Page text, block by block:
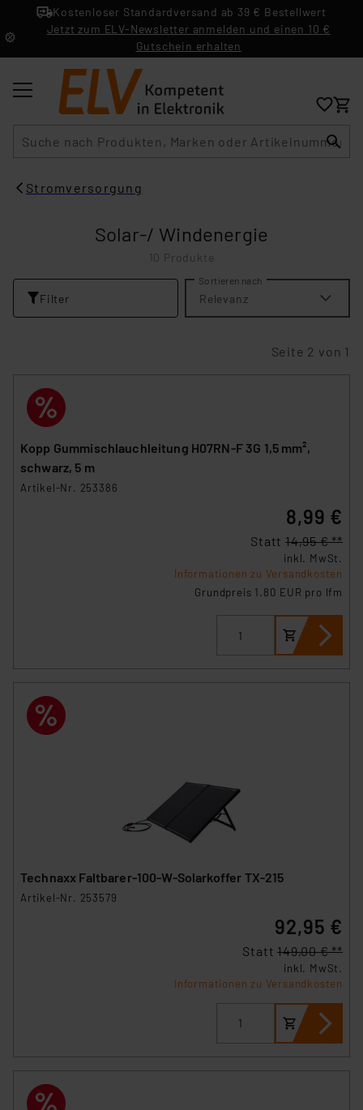
Kostenloser Standardversand ab 39 € Bestellwert
Jetzt zum ELV-Newsletter anmelden und einen 10 €
Gutschein erhalten
Stromversorgung
Solar-/ Windenergie
10 Produkte
Filter
Sortieren nach
Relevanz
Seite 2 von 1
Kopp Gummischlauchleitung H07RN-F 3G 1,5 mm²,
schwarz, 5 m
Artikel-Nr. 253386
8,99 €
Statt 14,95 € **
inkl. MwSt.
Informationen zu Versandkosten
Grundpreis 1.80 EUR pro lfm
Technaxx Faltbarer-100-W-Solarkoffer TX-215
Artikel-Nr. 253579
92,95 €
Statt149,00 € **
inkl. MwSt.
Informationen zu Versandkosten